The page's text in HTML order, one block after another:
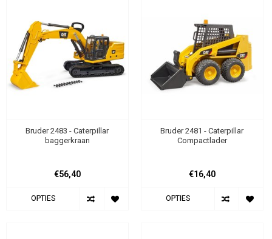
Bruder 2483 - Caterpillar
baggerkraan
€56,40
OPTIES
Bruder 2481 - Caterpillar
Compactlader
€16,40
OPTIES